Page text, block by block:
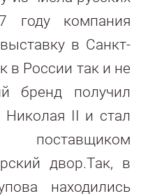
году компания
в Санкт-
в России так и не
бренд получил
Николая II и стал
двор.Так, в
находились